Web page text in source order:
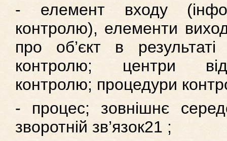
- елемент входу
контролю), елементи
про об’єкт в
контролю; центри
контролю; процедури
- процес; зовнішнє
зворотній зв’язок21 ;